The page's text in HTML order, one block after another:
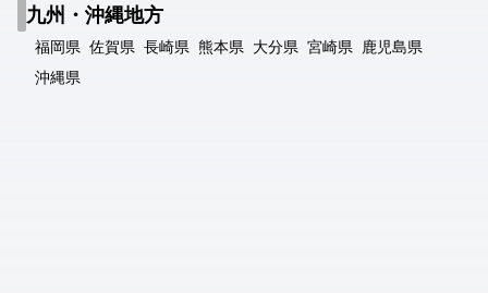
九州・沖縄地方
福岡県 佐賀県 長崎県 熊本県 大分県 宮崎県 鹿児島県
沖縄県